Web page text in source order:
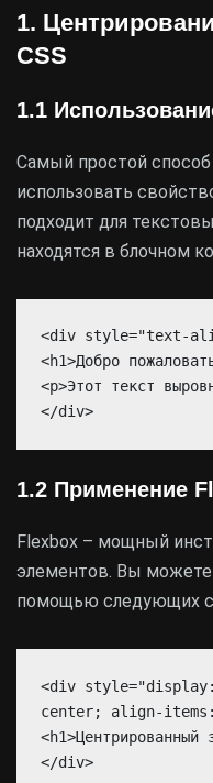
1.
CSS
1.1
Самый простой
использовать
подходит для
находятся в блочном
<div style="text-
<h1>Добро
<p>Этот текст
</div>
1.2 Применение
Flexbox – мощный
элементов. Вы можете
помощью следующих
<div
center; align-
<h1>Центрированный
</div>